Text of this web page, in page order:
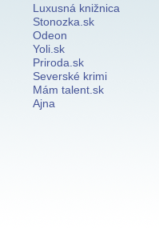
Luxusná knižnica
Stonozka.sk
Odeon
Yoli.sk
Priroda.sk
Severské krimi
Mám talent.sk
Ajna